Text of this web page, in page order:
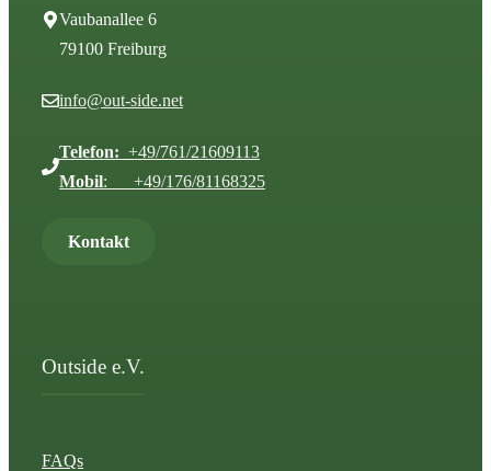
Vaubanallee 6
79100 Freiburg
info@out-side.net
Telefon: +49/761/21609113
Mobil: +49/176/81168325
Kontakt
Outside e.V.
FAQs